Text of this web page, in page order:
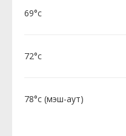
69°c
72°c
78°c (мэш-аут)